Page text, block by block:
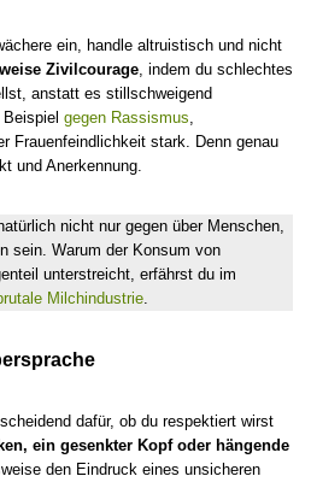
ein, handle altruistisch und nicht
Zivilcourage , indem du schlechtes
anstatt es stillschweigend
gegen Rassismus
Frauenfeindlichkeit stark. Denn genau
und Anerkennung.
nicht nur gegen über Menschen,
sein. Warum der Konsum von
unterstreicht, erfährst du im
Milchindustrie
dafür, ob du respektiert wirst
ein gesenkter Kopf oder hängende
den Eindruck eines unsicheren